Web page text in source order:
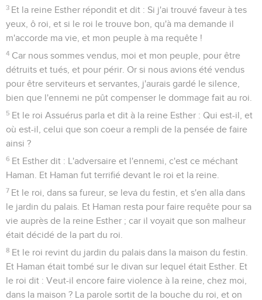
3 Et la reine Esther répondit et dit : Si j'ai trouvé faveur à tes
yeux, ô roi, et si le roi le trouve bon, qu'à ma demande il
m'accorde ma vie, et mon peuple à ma requête !
4 Car nous sommes vendus, moi et mon peuple, pour être
détruits et tués, et pour périr. Or si nous avions été vendus
pour être serviteurs et servantes, j'aurais gardé le silence,
bien que l'ennemi ne pût compenser le dommage fait au roi.
5 Et le roi Assuérus parla et dit à la reine Esther : Qui est-il, et
où est-il, celui que son coeur a rempli de la pensée de faire
ainsi ?
6 Et Esther dit : L'adversaire et l'ennemi, c'est ce méchant
Haman. Et Haman fut terrifié devant le roi et la reine.
7 Et le roi, dans sa fureur, se leva du festin, et s'en alla dans
le jardin du palais. Et Haman resta pour faire requête pour sa
vie auprès de la reine Esther ; car il voyait que son malheur
était décidé de la part du roi.
8 Et le roi revint du jardin du palais dans la maison du festin.
Et Haman était tombé sur le divan sur lequel était Esther. Et
le roi dit : Veut-il encore faire violence à la reine, chez moi,
dans la maison ? La parole sortit de la bouche du roi, et on